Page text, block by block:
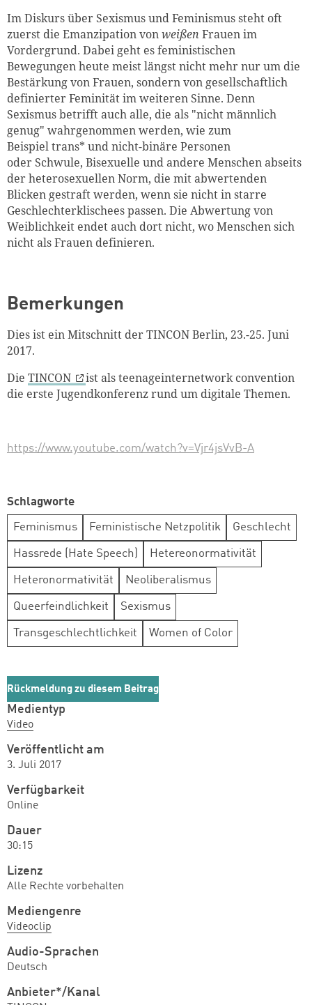
Im Diskurs über Sexismus und Feminismus steht oft
zuerst die Emanzipation vonweißen Frauen im
Vordergrund. Dabei geht es feministischen
Bewegungen heute meist längst nicht mehr nur um die
Bestärkung von Frauen, sondern von gesellschaftlich
definierter Feminität im weiteren Sinne. Denn
Sexismus betrifft auch alle, die als "nicht männlich
genug" wahrgenommen werden, wie zum
Beispiel trans* und nicht-binäre Personen
oder Schwule, Bisexuelle und andere Menschen abseits
der heterosexuellen Norm, die mit abwertenden
Blicken gestraft werden, wenn sie nicht in starre
Geschlechterklischees passen. Die Abwertung von
Weiblichkeit endet auch dort nicht, wo Menschen sich
nicht als Frauen definieren.
Bemerkungen
Dies ist ein Mitschnitt der TINCON Berlin, 23.-25. Juni
2017.
Die TINCON
ist als teenageinternetwork convention
die erste Jugendkonferenz rund um digitale Themen.
https://www.youtube.com/watch?v=Vjr4jsVvB-A
Schlagworte
Feminismus Feministische Netzpolitik Geschlecht
Hassrede (Hate Speech) Hetereonormativität
Heteronormativität Neoliberalismus
Queerfeindlichkeit Sexismus
Transgeschlechtlichkeit Women of Color
Rückmeldung zu diesem Beitrag
Medientyp
Video
Veröffentlicht am
3. Juli 2017
Verfügbarkeit
Online
Dauer
30:15
Lizenz
Alle Rechte vorbehalten
Mediengenre
Videoclip
Audio-Sprachen
Deutsch
Anbieter*/Kanal